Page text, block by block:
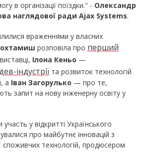
в організації поїздки." - Олександр
наглядової ради Ajax Systems.
враженнями у власних
розповіла про перший
Ілона Кеньо —
індустрії та розвиток технологій
а Іван Загорулько — про те,
запит на нову інженерну освіту у
у відкритті Українського
про майбутнє інновацій з
споживчих технологій, продюсером